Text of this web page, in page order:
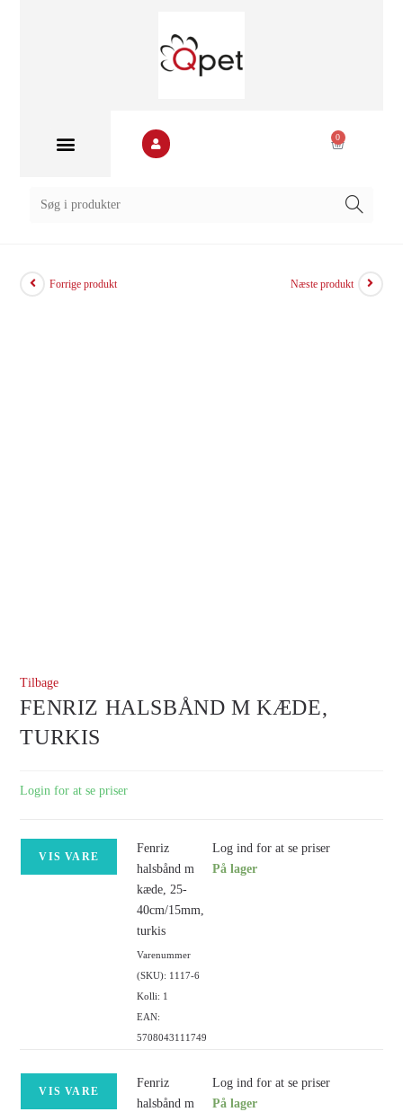
0
Forrige produkt Næste produkt
Tilbage
FENRIZ HALSBÅND M KÆDE,
TURKIS
Login for at se priser
VIS VARE
Fenriz
halsbånd m
kæde, 25-
40cm/15mm,
turkis
Varenummer
(SKU): 1117-6
Kolli: 1
EAN:
5708043111749
Log ind for at se priser
På lager
VIS VARE
Fenriz
halsbånd m
Log ind for at se priser
På lager